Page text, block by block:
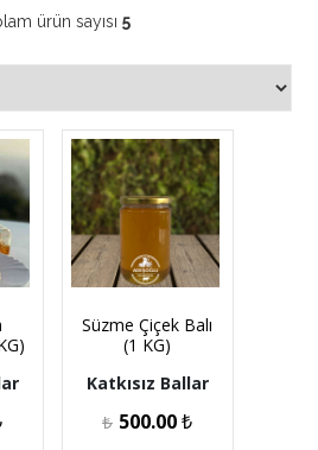
ürün sayısı 5
Süzme Çiçek Balı
(1 KG)
Katkısız Ballar
₺ 500.00₺